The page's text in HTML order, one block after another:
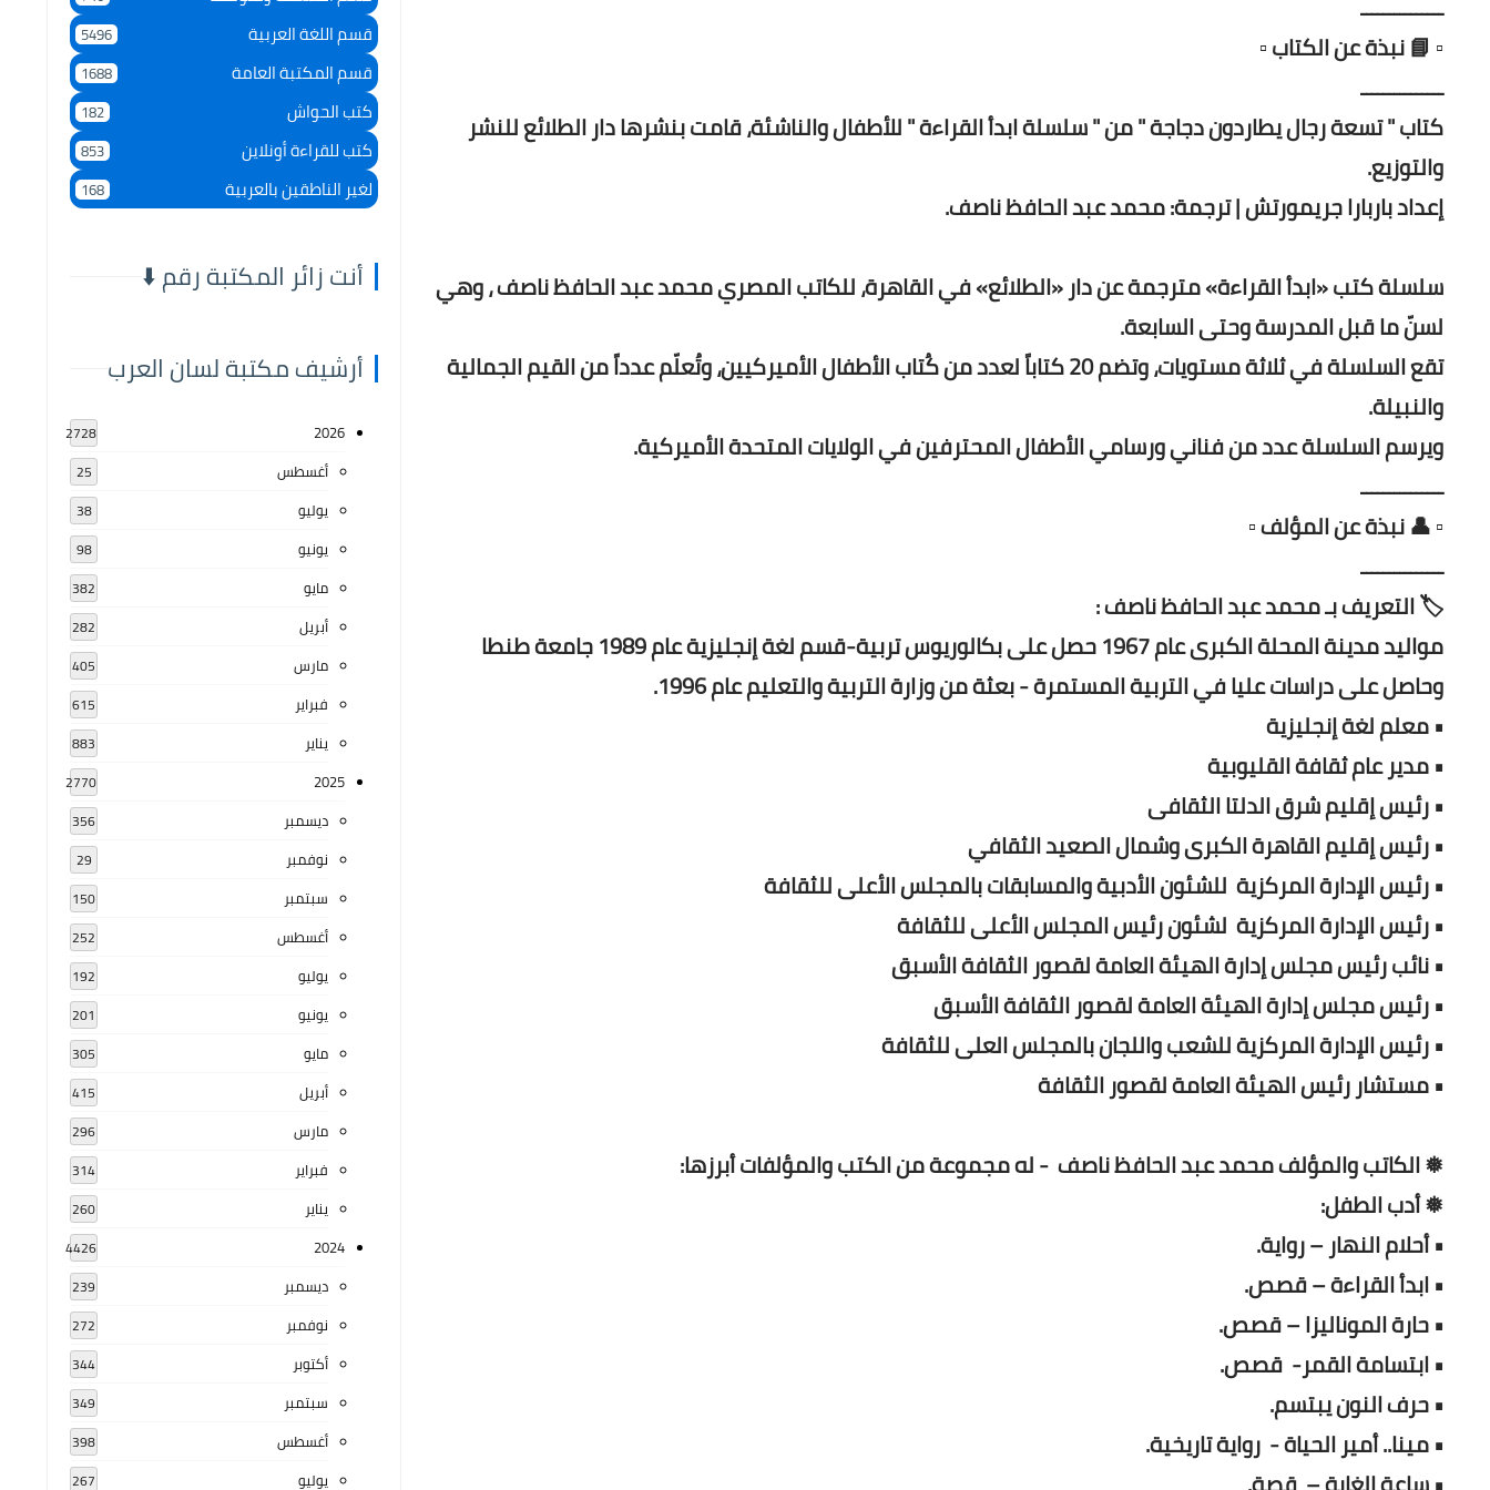
▫️ 📘 نبذة عن الكتاب ▫️
ـــــــــــــــ
كتاب " تسعة رجال يطاردون دجاجة " من " سلسلة ابدأ القراءة " للأطفال والناشئة، قامت بنشرها دار الطلائع للنشر
والتوزيع.
إعداد باربارا جريمورتش | ترجمة: محمد عبد الحافظ ناصف.
سلسلة كتب «ابدأ القراءة» مترجمة عن دار «الطلائع» في القاهرة، للكاتب المصري محمد عبد الحافظ ناصف ، وهي
لسنّ ما قبل المدرسة وحتى السابعة.
تقع السلسلة في ثلاثة مستويات، وتضم 20 كتاباً لعدد من كُتاب الأطفال الأميركيين، وتُعلّم عدداً من القيم الجمالية
والنبيلة.
ويرسم السلسلة عدد من فناني ورسامي الأطفال المحترفين في الولايات المتحدة الأميركية.
ـــــــــــــــ
▫️ 👤 نبذة عن المؤلف ▫️
ـــــــــــــــ
🏷️ التعريف بـ محمد عبد الحافظ ناصف :
مواليد مدينة المحلة الكبرى عام 1967 حصل على بكالوريوس تربية-قسم لغة إنجليزية عام 1989 جامعة طنطا
وحاصل على دراسات عليا في التربية المستمرة - بعثة من وزارة التربية والتعليم عام 1996.
• معلم لغة إنجليزية
• مدير عام ثقافة القليوبية
• رئيس إقليم شرق الدلتا الثقافى
• رئيس إقليم القاهرة الكبرى وشمال الصعيد الثقافي
• رئيس الإدارة المركزية للشئون الأدبية والمسابقات بالمجلس الأعلى للثقافة
• رئيس الإدارة المركزية لشئون رئيس المجلس الأعلى للثقافة
• نائب رئيس مجلس إدارة الهيئة العامة لقصور الثقافة الأسبق
• رئيس مجلس إدارة الهيئة العامة لقصور الثقافة الأسبق
• رئيس الإدارة المركزية للشعب واللجان بالمجلس العلى للثقافة
• مستشار رئيس الهيئة العامة لقصور الثقافة
❅ الكاتب والمؤلف محمد عبد الحافظ ناصف - له مجموعة من الكتب والمؤلفات أبرزها:
❅ أدب الطفل:
• أحلام النهار – رواية.
• ابدأ القراءة – قصص.
• حارة الموناليزا – قصص.
• ابتسامة القمر- قصص.
• حرف النون يبتسم.
• مينا.. أمير الحياة - رواية تاريخية.
قسم اللغة العربية 5496
قسم المكتبة العامة 1688
كتب الحواش 182
كتب للقراءة أونلاين 853
لغير الناطقين بالعربية 168
أنت زائر المكتبة رقم ⬇️
أرشيف مكتبة لسان العرب
2026
2728
أغسطس 25
يوليو 38
يونيو 98
مايو 382
أبريل 282
مارس 405
فبراير 615
يناير 883
2025
2770
ديسمبر 356
نوفمبر 29
سبتمبر 150
أغسطس 252
يوليو 192
يونيو 201
مايو 305
أبريل 415
مارس 296
فبراير 314
يناير 260
2024
4426
ديسمبر 239
نوفمبر 272
أكتوبر 344
سبتمبر 349
أغسطس 398
يوليو 267